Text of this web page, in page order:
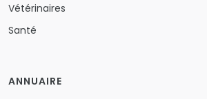
Vétérinaires
Santé
ANNUAIRE